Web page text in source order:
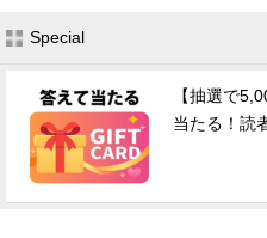
Special
【抽選で
当たる！読